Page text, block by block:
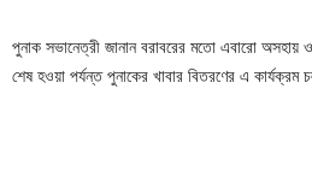
পুনাক সভানেত্রী জানান বরাবরের মতো এবারো
শেষ হওয়া পর্যন্ত পুনাকের খাবার বিতরণের এ কার্যক্রম